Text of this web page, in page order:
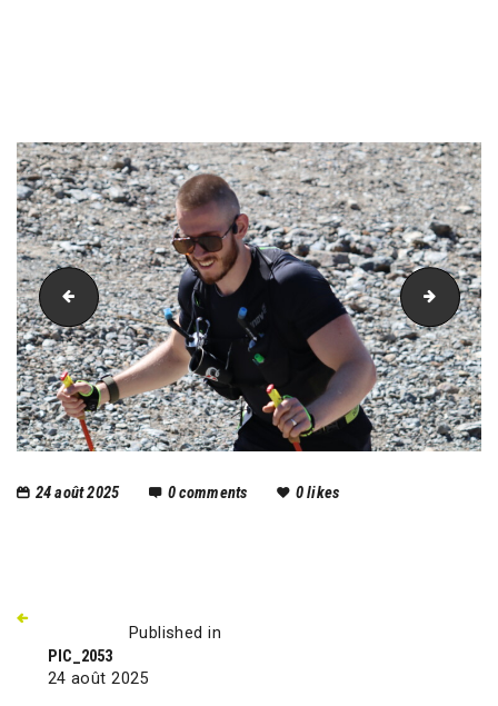
PIC_2052
24 août 2025 0comments 0likes
Published in
PIC_2053
24 août 2025